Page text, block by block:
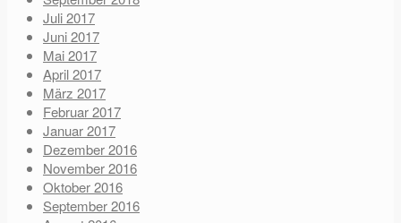
Juli 2017
Juni 2017
Mai 2017
April 2017
März 2017
Februar 2017
Januar 2017
Dezember 2016
November 2016
Oktober 2016
September 2016